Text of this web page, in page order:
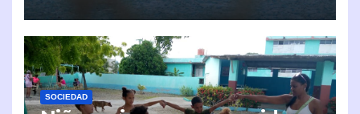
SOCIEDAD